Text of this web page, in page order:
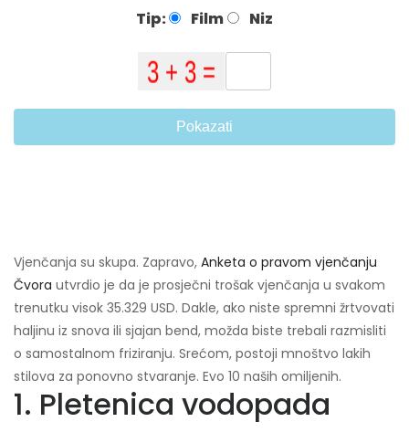
Tip: Film Niz
Pokazati
Vjenčanja su skupa. Zapravo, Anketa o pravom vjenčanju
Čvora utvrdio je da je prosječni trošak vjenčanja u svakom
trenutku visok 35.329 USD. Dakle, ako niste spremni žrtvovati
haljinu iz snova ili sjajan bend, možda biste trebali razmisliti
o samostalnom friziranju. Srećom, postoji mnoštvo lakih
stilova za ponovno stvaranje. Evo 10 naših omiljenih.
1. Pletenica vodopada